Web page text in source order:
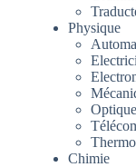
Physique
Optique
Chimie